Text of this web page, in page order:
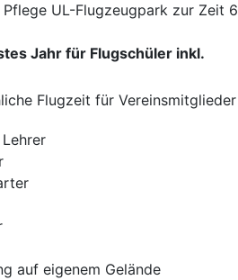
UL-Flugzeugpark zur Zeit 6
Jahr für Flugschüler inkl.
Flugzeit für Vereinsmitglieder
auf eigenem Gelände